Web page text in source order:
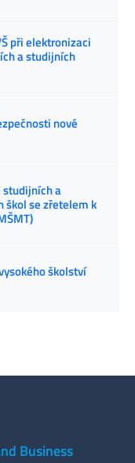
při elektronizaci
a studijních
nové
studijních a
škol se zřetelem k
školství
Business